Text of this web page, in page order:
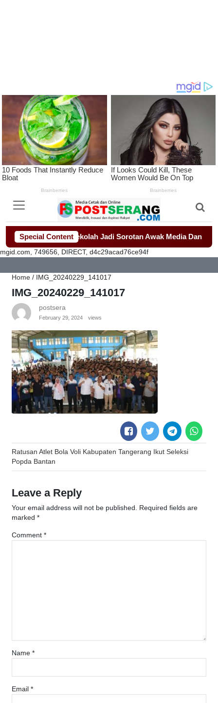
Special Content
Seragam Sekolah Jadi Sorotan Awak Media Dan Lembaga
mgid.com, 749656, DIRECT, d4c29acad76ce94f
Home / IMG_20240229_141017
IMG_20240229_141017
postsera
February 29, 2024 views
Post
navigation
Ratusan Atlet Bola Voli Kabupaten Tangerang Ikut Seleksi
Popda Bantan
Leave a Reply
Your email address will not be published. Required fields are
marked *
Comment *
Name *
Email *